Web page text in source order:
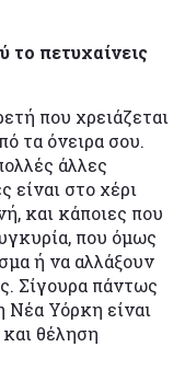
το πετυχαίνεις
που χρειάζεται
τα όνειρα σου.
άλλες
είναι στο χέρι
και κάποιες που
που όμως
ή να αλλάξουν
Σίγουρα πάντως
Νέα Υόρκη είναι
και θέληση